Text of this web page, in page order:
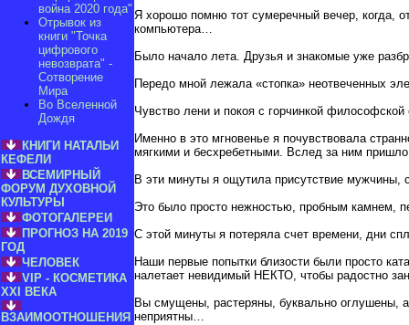
война 2020 года"
Отрывок из
книги "Точка
цифрового
невозврата" -
Сотворение
Мира
Во Вселенной
Дождя
КНИГИ НАТАЛЬИ
КЕФЕЛИ
ВСЕМИРНЫЙ
ФОРУМ ДУХОВНОЙ
КУЛЬТУРЫ
ФОТОГАЛЕРЕИ
ПРОГНОЗ НА 2019
ГОД
ЧЕЛОВЕК
VIP - КОСМЕТИКА
XXI ВЕКА
ВЗАИМООТНОШЕНИЯ
Я хорошо помню тот сумеречный вечер, когда,
компьютера…
Было начало лета. Друзья и знакомые уже
Передо мной лежала «стопка» неотвеченных
Чувство лени и покоя с горчинкой
Именно в это мгновенье я почувствовала
мягкими и бесхребетными. Вслед за ним
В эти минуты я ощутила присутствие мужчины,
Это было просто нежностью, пробным камнем,
С этой минуты я потеряла счет времени, дни
Наши первые попытки близости были просто
налетает невидимый НЕКТО, чтобы радостно
Вы смущены, растеряны, буквально оглушены,
неприятны…